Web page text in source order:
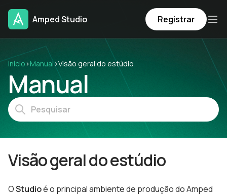
Amped Studio Registrar
Início›Manual›Visão geral do estúdio
Manual
Visão geral do estúdio
OStudioé o principal ambiente de produção do Amped